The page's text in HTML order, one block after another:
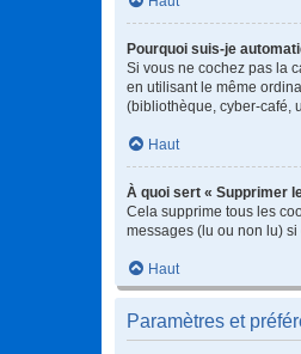
Pourquoi suis-je
Si vous ne cochez pas la
en utilisant le même
(bibliothèque, cyber-café,
Haut
À quoi sert « Supprimer
Cela supprime tous les
messages (lu ou non lu)
Haut
Paramètres et